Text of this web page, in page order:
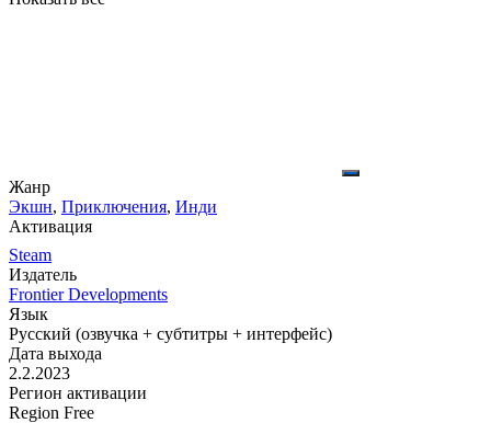
Жанр
Экшн, Приключения, Инди
Активация
Steam
Издатель
Frontier Developments
Язык
Русский (озвучка + субтитры + интерфейс)
Дата выхода
2.2.2023
Регион активации
Region Free